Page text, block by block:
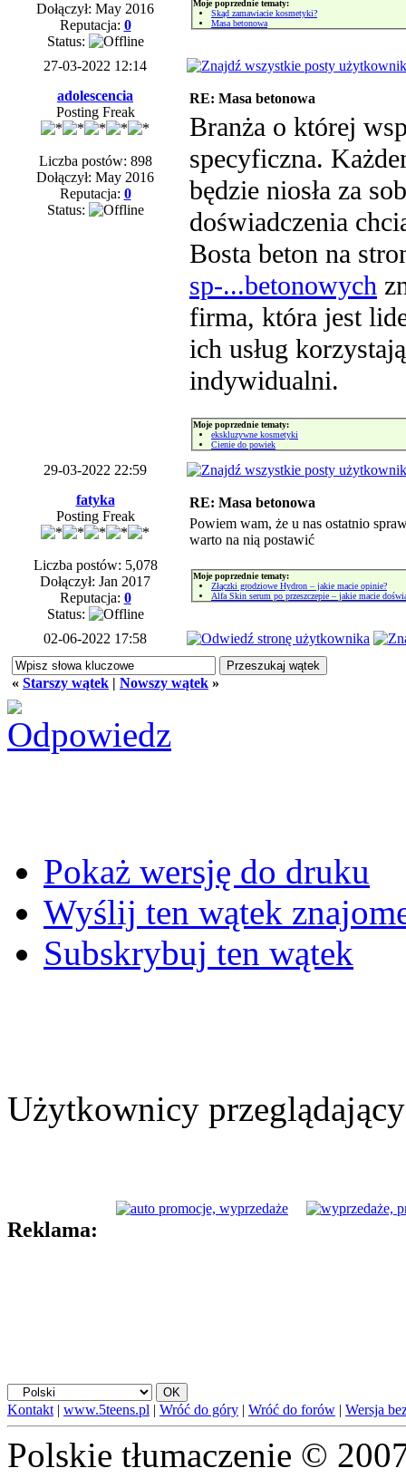
Dołączył: May 2016
Reputacja: 0
Status:
Moje poprzednie tematy:
Skąd zamawiacie kosmetyki?
Masa betonowa
27-03-2022 12:14
adolescencia
Posting Freak
Liczba postów: 898
Dołączył: May 2016
Reputacja: 0
Status:
RE: Masa betonowa
Branża o której
specyficzna.
będzie niosła za
doświadczenia
Bosta beton na
sp-...betonowych
firma, która jest
ich usług
indywidualni.
Moje poprzednie tematy:
ekskluzywne kosmetyki
Cienie do powiek
29-03-2022 22:59
fatyka
Posting Freak
Liczba postów: 5,078
Dołączył: Jan 2017
Reputacja: 0
Status:
RE: Masa betonowa
Powiem wam, że u nas ostatnio
warto na nią postawić
Moje poprzednie tematy:
Złączki grodziowe Hydron – jakie macie opinie?
Alfa Skin serum po przeszczepie – jakie macie
02-06-2022 17:58
« Starszy wątek | Nowszy wątek »
Pokaż wersję do druku
Wyślij ten wątek
Subskrybuj ten wątek
Użytkownicy
Reklama:
Kontakt | www.5teens.pl | Wróć do góry | Wróć do forów | Wersja
Polskie tłumaczenie ©